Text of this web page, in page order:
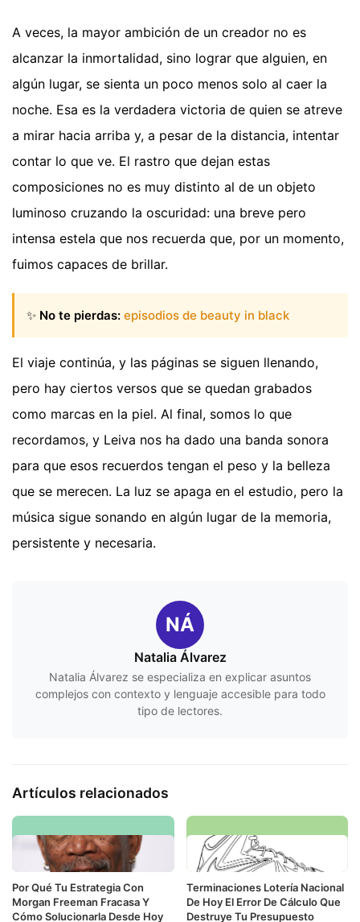
A veces, la mayor ambición de un creador no es
alcanzar la inmortalidad, sino lograr que alguien, en
algún lugar, se sienta un poco menos solo al caer la
noche. Esa es la verdadera victoria de quien se atreve
a mirar hacia arriba y, a pesar de la distancia, intentar
contar lo que ve. El rastro que dejan estas
composiciones no es muy distinto al de un objeto
luminoso cruzando la oscuridad: una breve pero
intensa estela que nos recuerda que, por un momento,
fuimos capaces de brillar.
✨ No te pierdas: episodios de beauty in black
El viaje continúa, y las páginas se siguen llenando,
pero hay ciertos versos que se quedan grabados
como marcas en la piel. Al final, somos lo que
recordamos, y Leiva nos ha dado una banda sonora
para que esos recuerdos tengan el peso y la belleza
que se merecen. La luz se apaga en el estudio, pero la
música sigue sonando en algún lugar de la memoria,
persistente y necesaria.
NÁ
Natalia Álvarez
Natalia Álvarez se especializa en explicar asuntos
complejos con contexto y lenguaje accesible para todo
tipo de lectores.
Artículos relacionados
Por Qué Tu Estrategia Con
Morgan Freeman Fracasa Y
Cómo Solucionarla Desde Hoy
Terminaciones Lotería Nacional
De Hoy El Error De Cálculo Que
Destruye Tu Presupuesto